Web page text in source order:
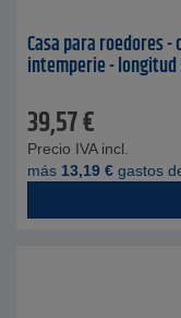
Casa para roedores
intemperie - longitud
39,57€
Precio IVA incl.
más 13,19 € gastos